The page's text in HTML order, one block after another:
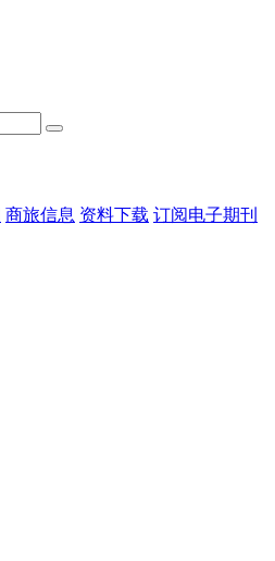
商旅信息 资料下载 订阅电子期刊